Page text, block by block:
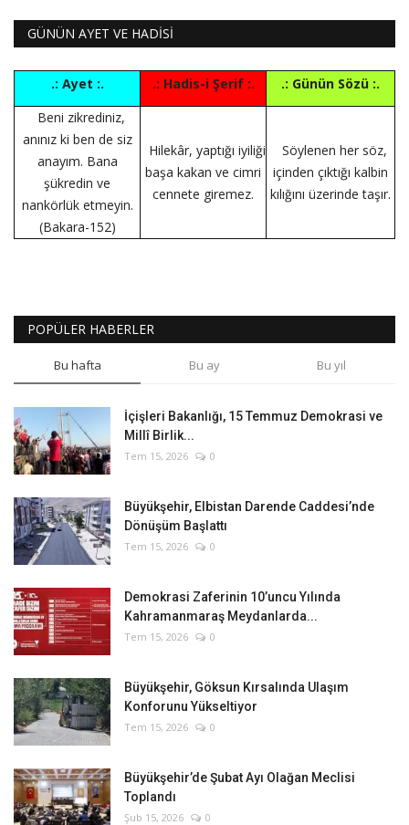
GÜNÜN AYET VE HADİSİ
.: Ayet :. .: Hadis-i Şerif :.
.: Günün Sözü :.
Beni zikrediniz,
anınız ki ben de siz
anayım. Bana
şükredin ve
nankörlük etmeyin.
(Bakara-152)
Hilekâr, yaptığı iyiliği
başa kakan ve cimri
cennete giremez.
Söylenen her söz,
içinden çıktığı kalbin
kılığını üzerinde taşır.
POPÜLER HABERLER
Bu hafta Bu ay Bu yıl
İçişleri Bakanlığı, 15 Temmuz Demokrasi ve
Millî Birlik...
Tem 15, 2026 0
Büyükşehir, Elbistan Darende Caddesi’nde
Dönüşüm Başlattı
Tem 15, 2026 0
Demokrasi Zaferinin 10’uncu Yılında
Kahramanmaraş Meydanlarda...
Tem 15, 2026 0
Büyükşehir, Göksun Kırsalında Ulaşım
Konforunu Yükseltiyor
Tem 15, 2026 0
Büyükşehir’de Şubat Ayı Olağan Meclisi
Toplandı
Şub 15, 2026 0